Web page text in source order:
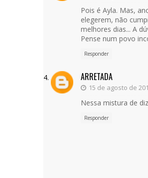
Pois é Ayla. Mas,
elegerem, não
melhores dias... A
Pense num povo
Responder
ARRETADA
15 de agosto de
Nessa mistura de
Responder